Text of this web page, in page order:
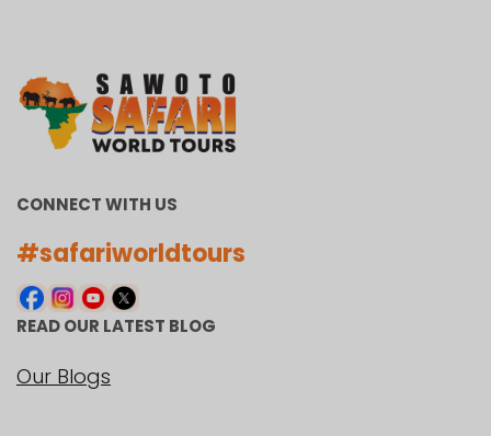
CONNECT WITH US
#safariworldtours
READ OUR LATEST BLOG
Our Blogs